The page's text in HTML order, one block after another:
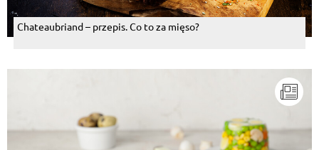
Chateaubriand – przepis. Co to za mięso?